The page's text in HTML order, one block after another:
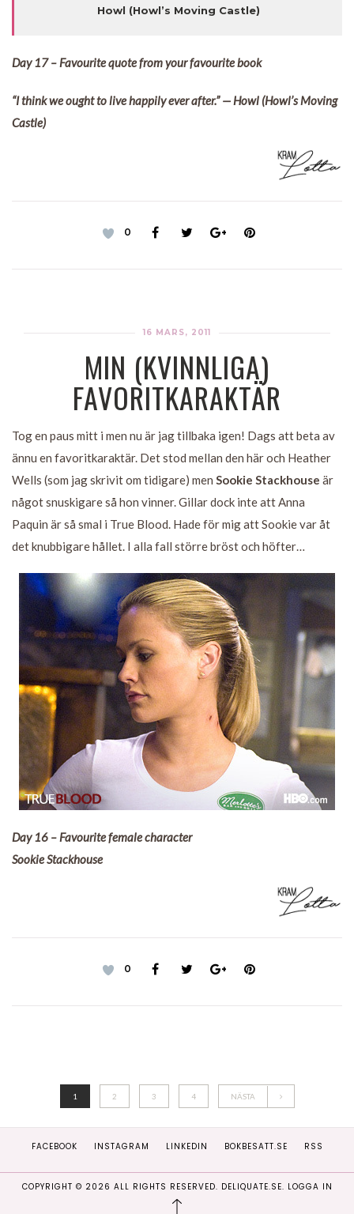
Howl (Howl’s Moving Castle)
Day 17 – Favourite quote from your favourite book
“I think we ought to live happily ever after.” — Howl (Howl’s Moving
Castle)
0
16 MARS, 2011
MIN (KVINNLIGA)
FAVORITKARAKTÄR
Tog en paus mitt i men nu är jag tillbaka igen! Dags att beta av
ännu en favoritkaraktär. Det stod mellan den här och Heather
Wells (som jag skrivit om tidigare) men Sookie Stackhouse är
något snuskigare så hon vinner. Gillar dock inte att Anna
Paquin är så smal i True Blood. Hade för mig att Sookie var åt
det knubbigare hållet. I alla fall större bröst och höfter…
Day 16 – Favourite female character
Sookie Stackhouse
0
1 2 3 4 NÄSTA
FACEBOOK INSTAGRAM LINKEDIN BOKBESATT.SE RSS
COPYRIGHT © 2026 ALL RIGHTS RESERVED. DELIQUATE.SE. LOGGA IN